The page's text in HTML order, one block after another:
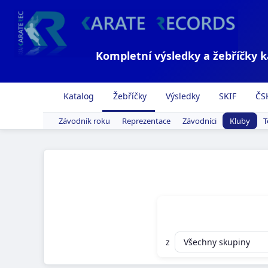
Kompletní výsledky a žebříčky
Katalog Žebříčky Výsledky SKIF
Závodník roku Reprezentace Závodníci Kluby
z